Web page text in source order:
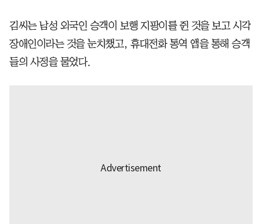
김씨는 남성 외국인 승객이 보행 지팡이를 쥔 것을 보고 시각
장애인이라는 것을 눈치챘고, 휴대전화 통역 앱을 통해 승객
들의 사정을 물었다.